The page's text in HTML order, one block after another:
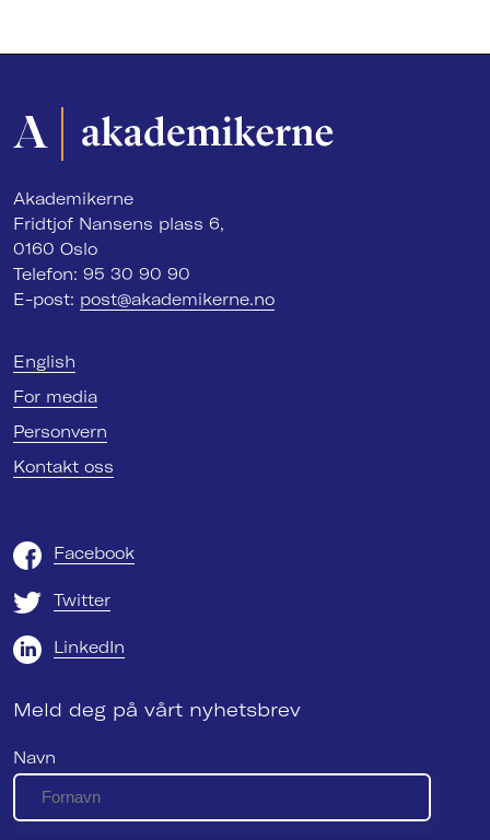
Akademikerne
Fridtjof Nansens plass 6,
0160 Oslo
Telefon: 95 30 90 90
E-post: post@akademikerne.no
English
For media
Personvern
Kontakt oss
Facebook
Twitter
LinkedIn
Meld deg på vårt nyhetsbrev
Navn